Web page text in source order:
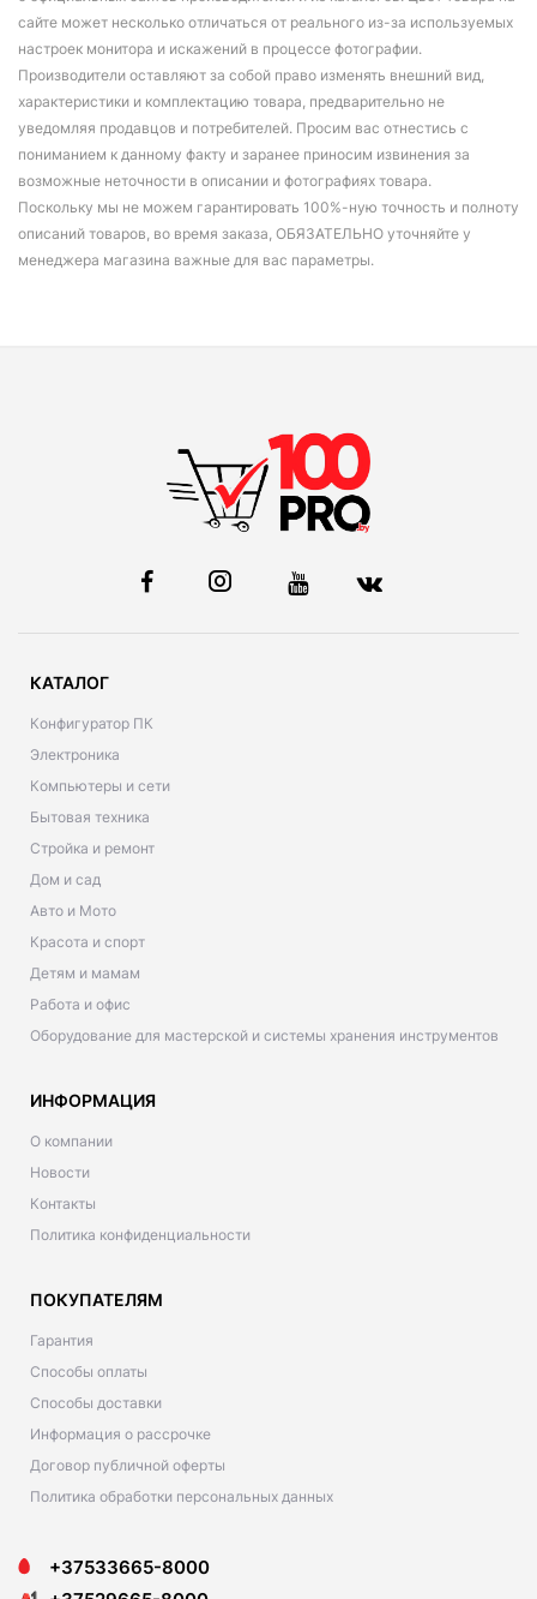
сайте может несколько отличаться от реального из-за используемых
настроек монитора и искажений в процессе фотографии.
Производители оставляют за собой право изменять внешний вид,
характеристики и комплектацию товара, предварительно не
уведомляя продавцов и потребителей. Просим вас отнестись с
пониманием к данному факту и заранее приносим извинения за
возможные неточности в описании и фотографиях товара.
Поскольку мы не можем гарантировать 100%-ную точность и полноту
описаний товаров, во время заказа, ОБЯЗАТЕЛЬНО уточняйте у
менеджера магазина важные для вас параметры.
КАТАЛОГ
Конфигуратор ПК
Электроника
Компьютеры и сети
Бытовая техника
Стройка и ремонт
Дом и сад
Авто и Мото
Красота и спорт
Детям и мамам
Работа и офис
Оборудование для мастерской и системы хранения инструментов
ИНФОРМАЦИЯ
О компании
Новости
Контакты
Политика конфиденциальности
ПОКУПАТЕЛЯМ
Гарантия
Способы оплаты
Способы доставки
Информация о рассрочке
Договор публичной оферты
Политика обработки персональных данных
+37533665-8000